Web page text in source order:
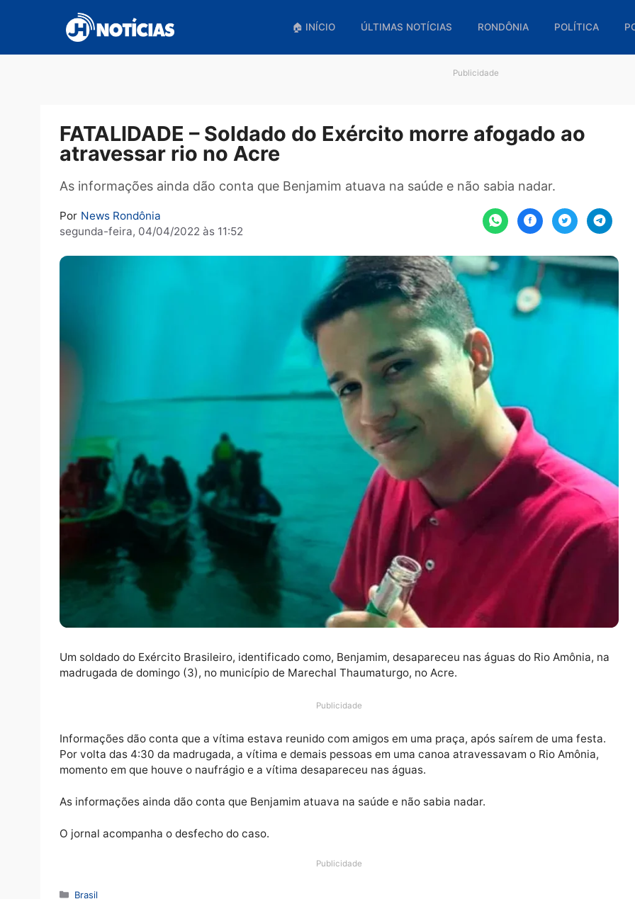
conteúdo
🏠 INÍCIO ÚLTIMAS NOTÍCIAS RONDÔNIA
FATALIDADE – Soldado do Exército morre afogado
atravessar rio no Acre
As informações ainda dão conta que Benjamim atuava na saúde e não sabia nadar.
Por News Rondônia
segunda-feira, 04/04/2022 às 11:52
madrugada de domingo (3), no município de Marechal Thaumaturgo, no Acre.
Por volta das 4:30 da madrugada, a vítima e demais pessoas em uma canoa atravessavam o Rio
As informações ainda dão conta que Benjamim atuava na saúde e não sabia nadar.